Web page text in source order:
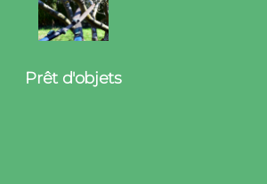
Prêt d'objets